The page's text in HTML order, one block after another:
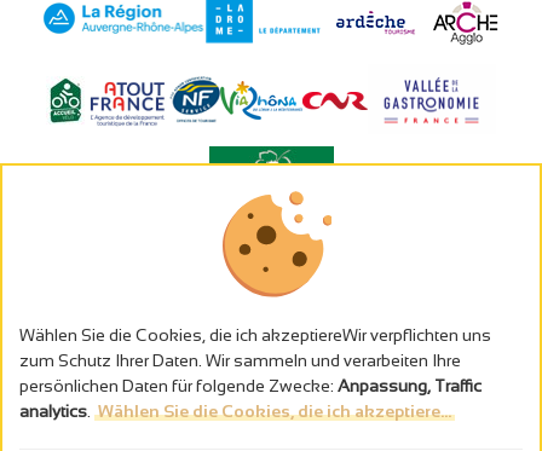
Alkoholmissbrauch ist gefährlich für die Gesundheit - trinken Sie in
Maβen
Rechtliche Hinweise
Politique de confidentialité
In Frankreich konzipiert von
Wählen Sie die Cookies, die ich akzeptiereWir verpflichten uns
zum Schutz Ihrer Daten. Wir sammeln und verarbeiten Ihre
persönlichen Daten für folgende Zwecke: Anpassung, Traffic
analytics Wählen Sie die Cookies, die ich akzeptiere...